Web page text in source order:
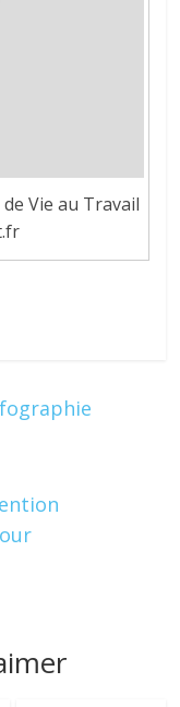
Vie au Travail